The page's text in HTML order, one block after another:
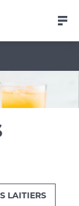
LAITIERS